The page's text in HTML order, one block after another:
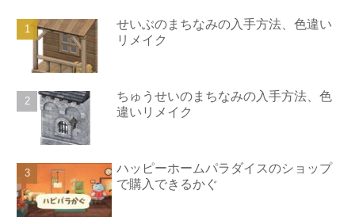
せいぶのまちなみの入手方法、色違い
リメイク
ちゅうせいのまちなみの入手方法、色
違いリメイク
ハッピーホームパラダイスのショップ
で購入できるかぐ